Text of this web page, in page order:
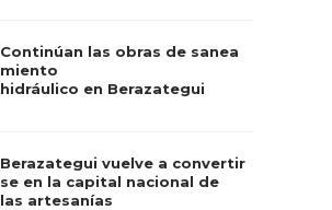
Continúan las obras de sanea
miento
hidráulico en Berazategui
Berazategui vuelve a convertir
se en la capital nacional de
las artesanías